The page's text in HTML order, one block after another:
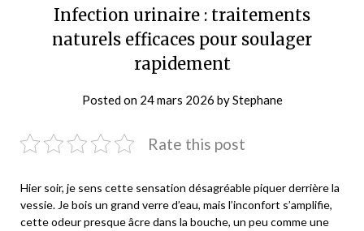
Infection urinaire : traitements
naturels efficaces pour soulager
rapidement
Posted on 24 mars 2026 byStephane
Rate this post
Hier soir, je sens cette sensation désagréable piquer derrière la
vessie. Je bois un grand verre d’eau, mais l’inconfort s’amplifie,
cette odeur presque âcre dans la bouche, un peu comme une